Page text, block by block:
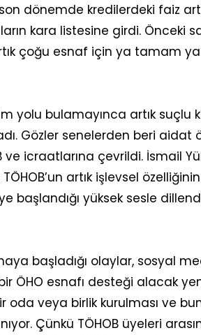
dönemde kredilerdeki faiz
kara listesine girdi. Önceki
çoğu esnaf için ya tamam
yolu bulamayınca artık suçlu
Gözler senelerden beri aidat
icraatlarına çevrildi. İsmail
artık işlevsel
başlandığı yüksek sesle
başladığı olaylar, sosyal
ÖHO esnafı desteği alacak
oda veya birlik kurulması ve
Çünkü TÖHOB üyeleri